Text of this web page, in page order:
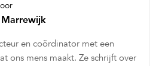
Marrewijk
en coördinator met een
ons mens maakt. Ze schrijft over